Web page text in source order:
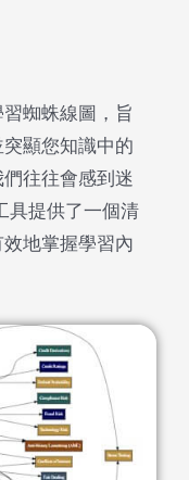
蜘蛛線圖，旨
顯您知識中的
往往會感到迷
具提供了一個清
地掌握學習內